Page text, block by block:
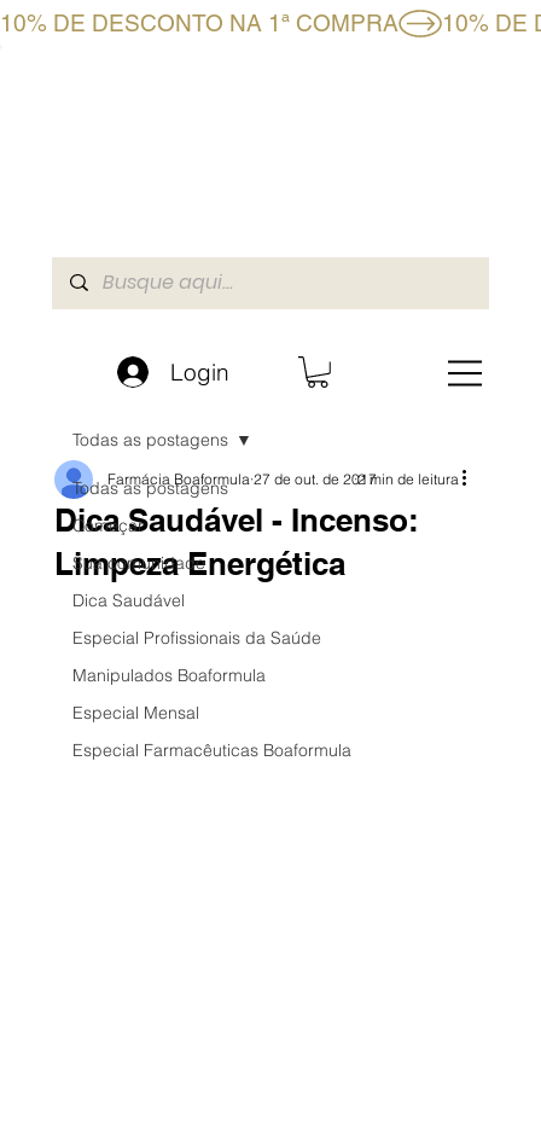
10% DE DESCONTO NA 1ª COMPRA
Login
Todas as postagens
Começar
Sua comunidade
Dica Saudável
Especial Profissionais da Saúde
Manipulados Boaformula
Especial Mensal
Especial Farmacêuticas Boaformula
Todas as postagens
Dica Saudável - Incenso:
Limpeza Energética
Farmácia Boaformula 27 de out. de 20172 min de leitura